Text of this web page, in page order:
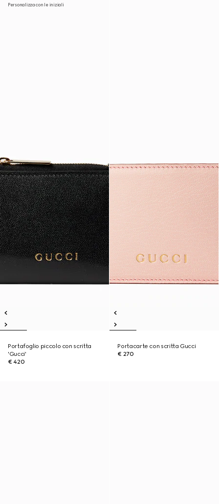
Personalizza con le iniziali
Portafoglio piccolo con scritta
'Gucci'
€ 420
Portacarte con scritta Gucci
€ 270